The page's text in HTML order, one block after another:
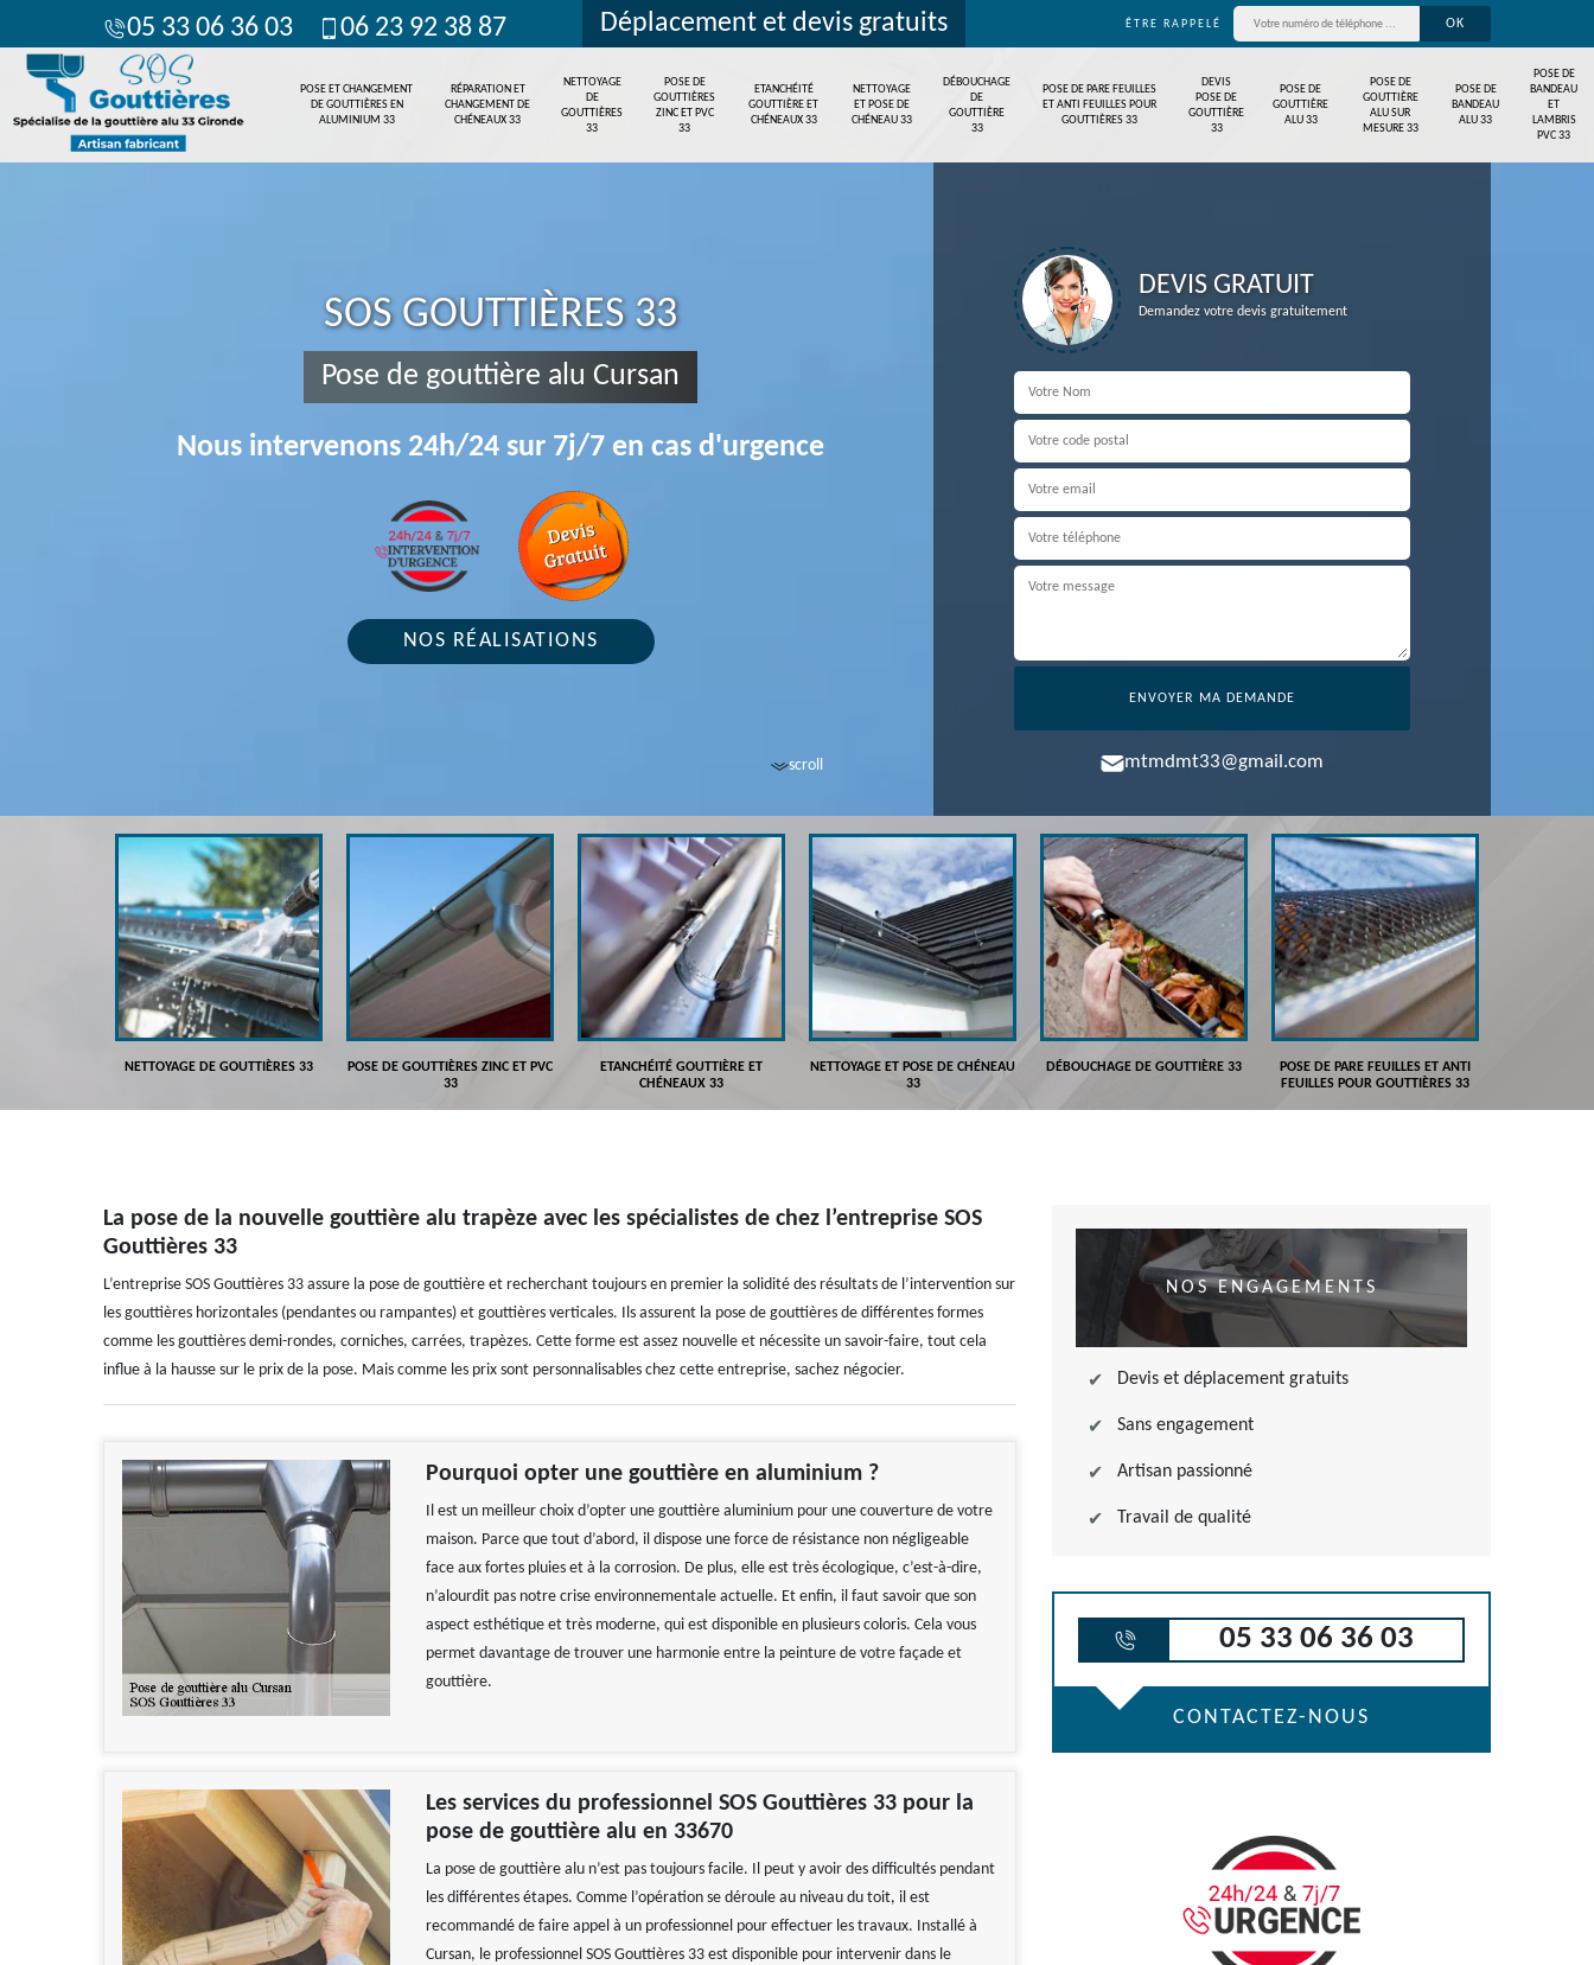
05 33 06 36 03 06 23 92 38 87 Déplacement et devis gratuits ÊTRE RAPPELÉ
POSE ET CHANGEMENT
DE GOUTTIÈRES EN
ALUMINIUM 33
RÉPARATION ET
CHANGEMENT DE
CHÉNEAUX 33
NETTOYAGE
DE
GOUTTIÈRES
33
POSE DE
GOUTTIÈRES
ZINC ET PVC
33
ETANCHÉITÉ
GOUTTIÈRE ET
CHÉNEAUX 33
NETTOYAGE
ET POSE DE
CHÉNEAU 33
DÉBOUCHAGE
DE
GOUTTIÈRE
33
POSE DE PARE FEUILLES
ET ANTI FEUILLES POUR
GOUTTIÈRES 33
DEVIS
POSE DE
GOUTTIÈRE
33
POSE DE
GOUTTIÈRE
ALU 33
POSE DE
GOUTTIÈRE
ALU SUR
MESURE 33
POSE DE
BANDEAU
ALU 33
POSE DE
BANDEAU
ET
LAMBRIS
PVC 33
scroll
SOS GOUTTIÈRES 33
Pose de gouttière alu Cursan
Nous intervenons 24h/24 sur 7j/7 en cas d'urgence
NOS RÉALISATIONS
DEVIS GRATUIT
Demandez votre devis gratuitement
mtmdmt33@gmail.com
NETTOYAGE DE GOUTTIÈRES 33
POSE DE GOUTTIÈRES ZINC ET PVC
33
ETANCHÉITÉ GOUTTIÈRE ET
CHÉNEAUX 33
NETTOYAGE ET POSE DE CHÉNEAU
33
DÉBOUCHAGE DE GOUTTIÈRE 33
POSE DE PARE FEUILLES ET ANTI
FEUILLES POUR GOUTTIÈRES 33
La pose de la nouvelle gouttière alu trapèze avec les spécialistes de chez l’entreprise SOS
Gouttières 33
L’entreprise SOS Gouttières 33 assure la pose de gouttière et recherchant toujours en premier la solidité des résultats de l’intervention sur
les gouttières horizontales (pendantes ou rampantes) et gouttières verticales. Ils assurent la pose de gouttières de différentes formes
comme les gouttières demi-rondes, corniches, carrées, trapèzes. Cette forme est assez nouvelle et nécessite un savoir-faire, tout cela
influe à la hausse sur le prix de la pose. Mais comme les prix sont personnalisables chez cette entreprise, sachez négocier.
Pourquoi opter une gouttière en aluminium ?
Il est un meilleur choix d’opter une gouttière aluminium pour une couverture de votre
maison. Parce que tout d’abord, il dispose une force de résistance non négligeable
face aux fortes pluies et à la corrosion. De plus, elle est très écologique, c’est-à-dire,
n’alourdit pas notre crise environnementale actuelle. Et enfin, il faut savoir que son
aspect esthétique et très moderne, qui est disponible en plusieurs coloris. Cela vous
permet davantage de trouver une harmonie entre la peinture de votre façade et
gouttière.
Les services du professionnel SOS Gouttières 33 pour la
pose de gouttière alu en 33670
La pose de gouttière alu n’est pas toujours facile. Il peut y avoir des difficultés pendant
les différentes étapes. Comme l’opération se déroule au niveau du toit, il est
recommandé de faire appel à un professionnel pour effectuer les travaux. Installé à
Cursan, le professionnel SOS Gouttières 33 est disponible pour intervenir dans le
NOS ENGAGEMENTS
Devis et déplacement gratuits
Sans engagement
Artisan passionné
Travail de qualité
05 33 06 36 03
CONTACTEZ-NOUS